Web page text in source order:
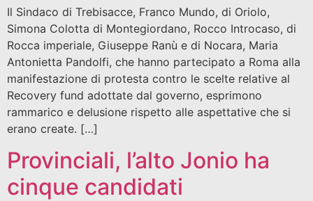
Il Sindaco di Trebisacce, Franco Mundo, di Oriolo,
Simona Colotta di Montegiordano, Rocco Introcaso, di
Rocca imperiale, Giuseppe Ranù e di Nocara, Maria
Antonietta Pandolfi, che hanno partecipato a Roma alla
manifestazione di protesta contro le scelte relative al
Recovery fund adottate dal governo, esprimono
rammarico e delusione rispetto alle aspettative che si
erano create. […]
Provinciali, l’alto Jonio ha
cinque candidati